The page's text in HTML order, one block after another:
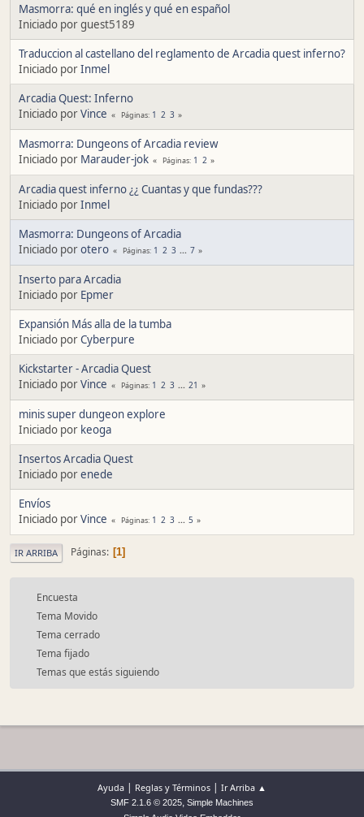
Masmorra: qué en inglés y qué en español
Iniciado por guest5189
Traduccion al castellano del reglamento de Arcadia quest inferno?
Iniciado porInmel
Arcadia Quest: Inferno
Iniciado porVince Páginas 1 2 3
Masmorra: Dungeons of Arcadia review
Iniciado por Marauder-jok Páginas 1 2
Arcadia quest inferno ¿¿ Cuantas y que fundas???
Iniciado porInmel
Masmorra: Dungeons of Arcadia
Iniciado porotero Páginas 1 2 3 ... 7
Inserto para Arcadia
Iniciado por Epmer
Expansión Más alla de la tumba
Iniciado porCyberpure
Kickstarter - Arcadia Quest
Iniciado porVince Páginas 1 2 3 ... 21
minis super dungeon explore
Iniciado por keoga
Insertos Arcadia Quest
Iniciado porenede
Envíos
Iniciado porVince Páginas 1 2 3 ... 5
IR ARRIBA Páginas 1
Encuesta
Tema Movido
Tema cerrado
Tema fijado
Temas que estás siguiendo
Ayuda | Reglas y Términos | Ir Arriba ▲
SMF 2.1.6 © 2025, Simple Machines